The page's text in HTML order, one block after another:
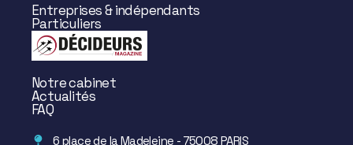
Entreprises & indépendants
Particuliers
Notre cabinet
Actualités
FAQ
6 place de la Madeleine - 75008 PARIS